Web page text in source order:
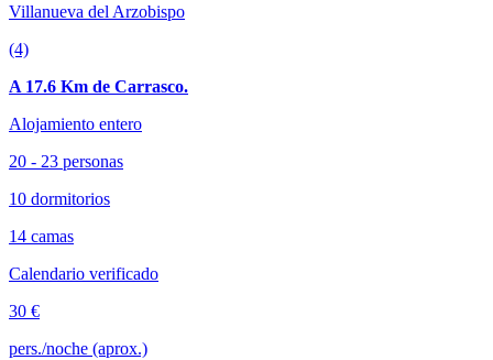
Villanueva del Arzobispo
(4)
A 17.6 Km de Carrasco.
Alojamiento entero
20 - 23 personas
10 dormitorios
14 camas
Calendario verificado
30 €
pers./noche (aprox.)